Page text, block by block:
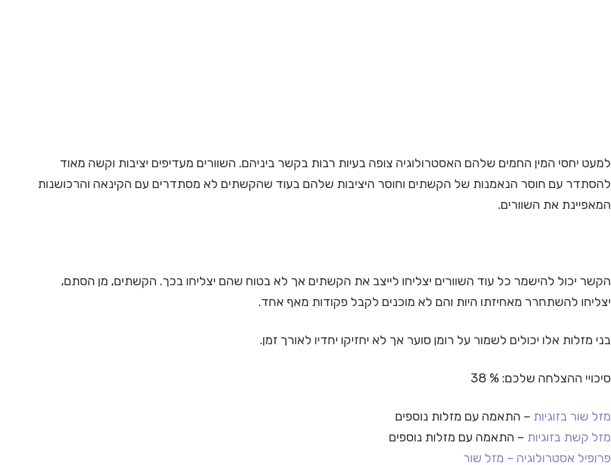
למעט יחסי המין החמים שלהם האסטרולוגיה צופה בעיות רבות בקשר ביניהם. השוורים מעדיפים יציבות וקשה מאוד
להסתדר עם חוסר הנאמנות של הקשתים וחוסר היציבות שלהם בעוד שהקשתים לא מסתדרים עם הקינאה והרכושנות
המאפיינת את השוורים.
הקשר יכול להישמר כל עוד השוורים יצליחו לייצב את הקשתים אך לא בטוח שהם יצליחו בכך. הקשתים, מן הסתם,
יצליחו להשתחרר מאחיזתו היות והם לא מוכנים לקבל פקודות מאף אחד.
בני מזלות אלו יכולים לשמור על רומן סוער אך לא יחזיקו יחדיו לאורך זמן.
סיכויי ההצלחה שלכם: % 38
מזל שור בזוגיות – התאמה עם מזלות נוספים
מזל קשת בזוגיות – התאמה עם מזלות נוספים
פרופיל אסטרולוגיה – מזל שור